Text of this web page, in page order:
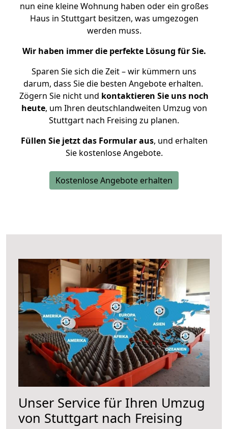
nun eine kleine Wohnung haben oder ein großes
Haus in Stuttgart besitzen, was umgezogen
werden muss.
Wir haben immer die perfekte Lösung für Sie.
Sparen Sie sich die Zeit – wir kümmern uns
darum, dass Sie die besten Angebote erhalten.
Zögern Sie nicht und kontaktieren Sie uns noch
heute, um Ihren deutschlandweiten Umzug von
Stuttgart nach Freising zu planen.
Füllen Sie jetzt das Formular aus, und erhalten
Sie kostenlose Angebote.
Kostenlose Angebote erhalten
Unser Service für Ihren Umzug
von Stuttgart nach Freising